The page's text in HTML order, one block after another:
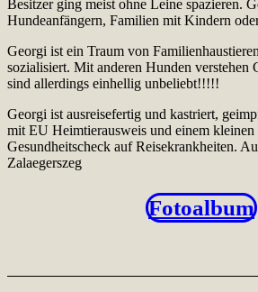
Besitzer ging meist ohne Leine spazieren.
Hundeanfängern, Familien mit Kindern
Georgi ist ein Traum von
sozialisiert. Mit anderen Hunden verstehen
sind allerdings einhellig unbeliebt!!!!!
Georgi ist ausreisefertig und kastriert,
mit EU Heimtierausweis und einem kleinen
Gesundheitscheck auf Reisekrankheiten.
Zalaegerszeg
Fotoalbum